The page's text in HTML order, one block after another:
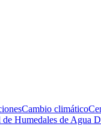
Cambio climático
Humedales de Agua